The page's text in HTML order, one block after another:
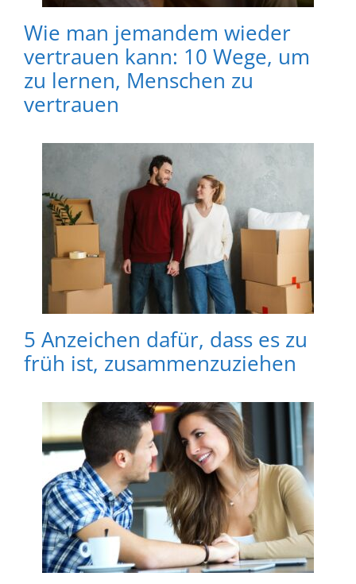
Wie man jemandem wieder
vertrauen kann: 10 Wege, um
zu lernen, Menschen zu
vertrauen
5 Anzeichen dafür, dass es zu
früh ist, zusammenzuziehen